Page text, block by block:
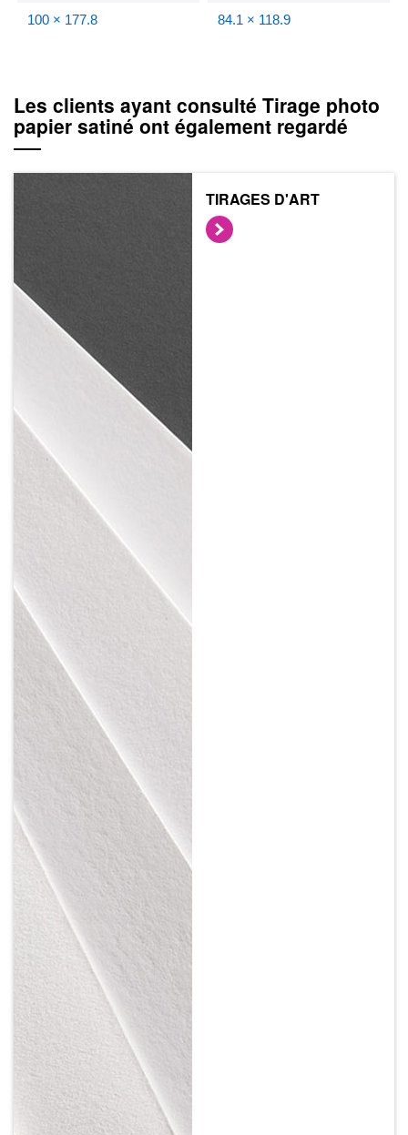
100 × 177.8 84.1 × 118.9
Les clients ayant consulté Tirage photo
papier satiné ont également regardé
TIRAGES D'ART